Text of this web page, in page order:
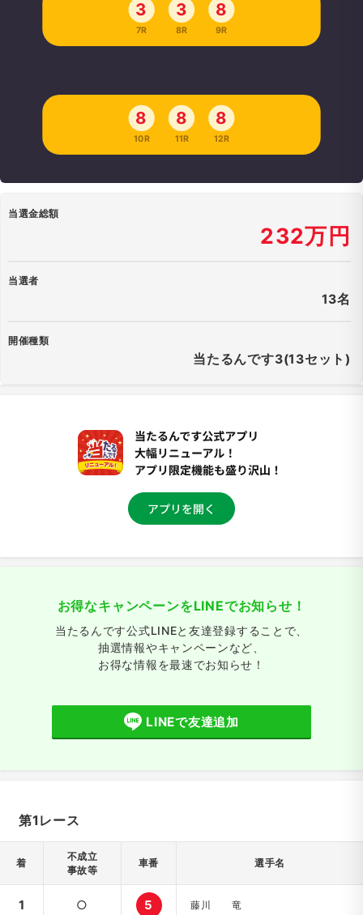
3
7R
3
8R
8
9R
8
10R
8
11R
8
12R
当選金総額
232万円
当選者
13名
開催種類
当たるんです3(13セット)
お得なキャンペーンをLINEでお知らせ！
当たるんです公式LINEと友達登録することで、
抽選情報やキャンペーンなど、
お得な情報を最速でお知らせ！
LINEで友達追加
第1レース
着
不成立
事故等
車番 選手名
1 ○ 5 藤川 竜